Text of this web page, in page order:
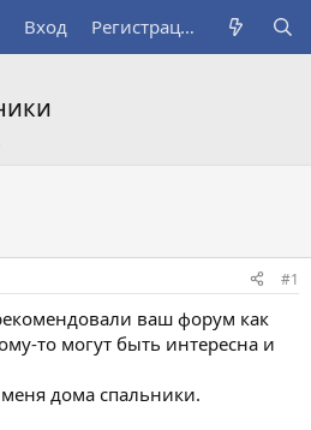
Вход Регистрация
#1
ваш форум как
то могут быть интересна и
дома спальники.